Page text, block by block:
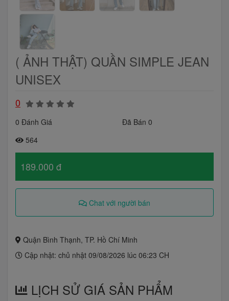
( ẢNH THẬT) QUẦN SIMPLE JEAN
UNISEX
0
0 Đánh Giá
Đã Bán 0
564
189.000 đ
Chat với người bán
Quận Bình Thạnh, TP. Hồ Chí Minh
Cập nhật: chủ nhật 09/08/2026 lúc 06:23 CH
LỊCH SỬ GIÁ SẢN PHẨM